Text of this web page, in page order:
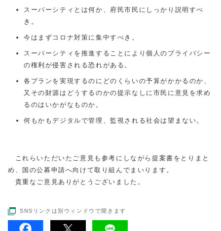
スーパーシティとは何か、府民市民にしっかり説明すべ
き。
今はまずコロナ対策に集中すべき。
スーパーシティを推進することにより個人のプライバシー
の権利が侵害される恐れがある。
各プランを実現するのにどのくらいの予算がかかるのか、
又その財源はどうするのかの提示なしに市民に意見を求め
るのはいかがなものか。
何もかもデジタルで管理、監視される社会は望まない。
これらいただいたご意見も参考にしながら提案書をとりまと
め、国の公募申請へ向けて取り組んでまいります。
貴重なご意見ありがとうございました。
SNSリンクは別ウィンドウで開きます